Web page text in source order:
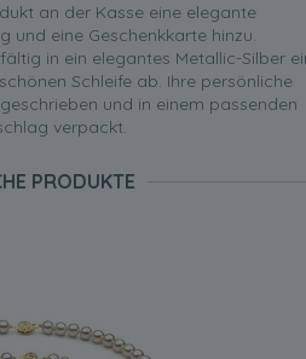
an der Kasse eine elegante
und eine Geschenkkarte hinzu.
in ein elegantes Metallic-Silber
Schleife ab. Ihre persönliche
und in einem passenden
verpackt.
PRODUKTE